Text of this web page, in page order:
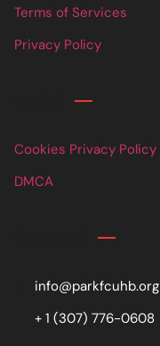
Terms of Services
Privacy Policy
Cookies Privacy Policy
DMCA
info@parkfcuhb.org
+ 1 (307) 776-0608